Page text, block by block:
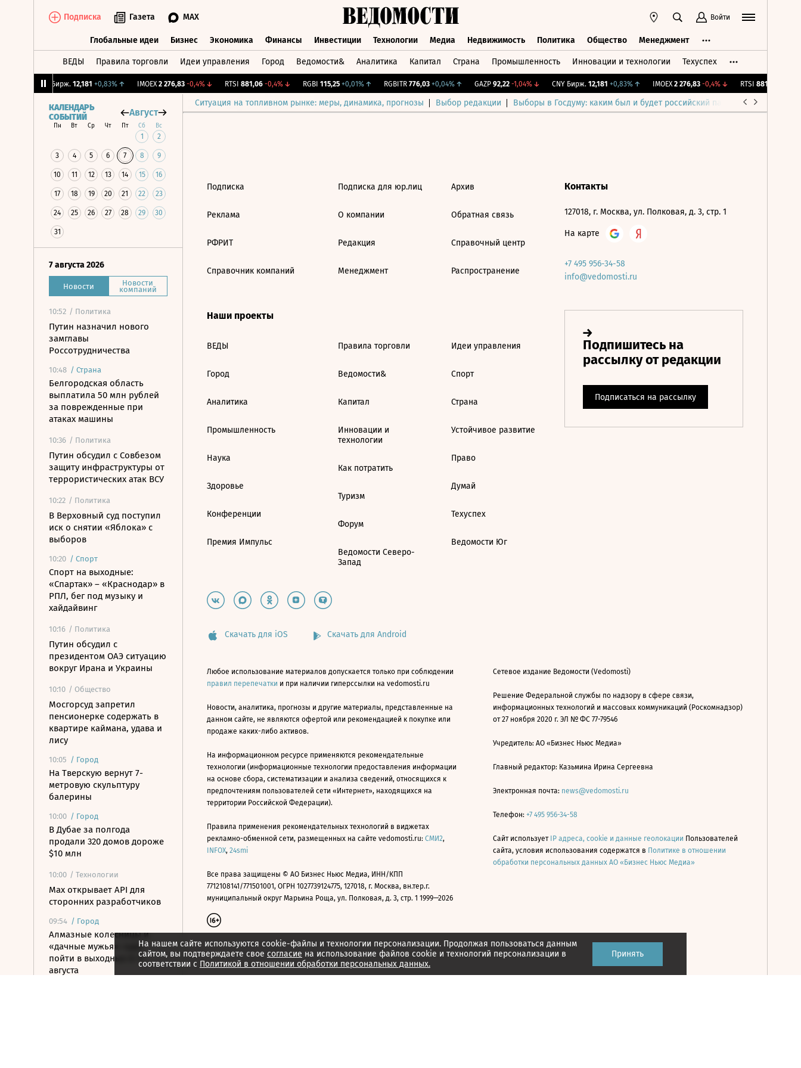
Подписка Газета MAX Войти
Глобальные идеи Бизнес Экономика Финансы Инвестиции Технологии Медиа Недвижимость Политика Общество Менеджмент
ВЕДЫ Правила торговли Идеи управления Город Ведомости& Аналитика Капитал Страна Промышленность Инновации и технологии Техуспех
CNY Бирж. 12,181 +0,83%↑ IMOEX 2 276,83 -0,4%↓ RTSI 881,06 -0,4%↓ RGBI 115,25 +0,01%↑ RGBITR 776,03 +0,04%↑ GAZP 92,22 -1,04%↓ CNY Бирж. 12,181 +0,83%↑ IMOEX 2 276,83 -0,4%↓ RTSI 881,06
Ситуация на топливном рынке: меры, динамика, прогнозы Выбор редакции Выборы в Госдуму: каким был и будет российский парламент
КАЛЕНДАРЬ
СОБЫТИЙ
Август
Пн Вт Ср Чт Пт Сб Вс
1 2
3 4 5 6 7 8 9
10 11 12 13 14 15 16
17 18 19 20 21 22 23
24 25 26 27 28 29 30
31
7 августа 2026
Новости Новости
компаний
10:52 / Политика
Путин назначил нового
замглавы
Россотрудничества
10:48 / Страна
Белгородская область
выплатила 50 млн рублей
за поврежденные при
атаках машины
10:36 / Политика
Путин обсудил с Совбезом
защиту инфраструктуры от
террористических атак ВСУ
10:22 / Политика
В Верховный суд поступил
иск о снятии «Яблока» с
выборов
10:20 / Спорт
Спорт на выходные:
«Спартак» – «Краснодар» в
РПЛ, бег под музыку и
хайдайвинг
10:16 / Политика
Путин обсудил с
президентом ОАЭ ситуацию
вокруг Ирана и Украины
10:10 / Общество
Мосгорсуд запретил
пенсионерке содержать в
квартире каймана, удава и
лису
10:05 / Город
На Тверскую вернут 7-
метровую скульптуру
балерины
10:00 / Город
В Дубае за полгода
продали 320 домов дороже
$10 млн
10:00 / Технологии
Mах открывает API для
сторонних разработчиков
09:54 / Город
Алмазные колесницы и
«дачные мужья»: куда
пойти в выходные 8–9
августа
На нашем сайте используются cookie-файлы и технологии персонализации. Продолжая пользоваться данным
сайтом, вы подтверждаете свое согласие на использование файлов cookie и технологий персонализации в
соответствии с Политикой в отношении обработки персональных данных.
Принять
Подписка
Реклама
РФРИТ
Справочник компаний
Подписка для юр.лиц
О компании
Редакция
Менеджмент
Архив
Обратная связь
Справочный центр
Распространение
Наши проекты
ВЕДЫ
Город
Аналитика
Промышленность
Наука
Здоровье
Конференции
Премия Импульс
Правила торговли
Ведомости&
Капитал
Инновации и
технологии
Как потратить
Туризм
Форум
Ведомости Северо-
Запад
Идеи управления
Спорт
Страна
Устойчивое развитие
Право
Думай
Техуспех
Ведомости Юг
Контакты
127018, г. Москва, ул. Полковая, д. 3, стр. 1
На карте
+7 495 956-34-58
info@vedomosti.ru
Скачать для iOS Скачать для Android
Любое использование материалов допускается только при соблюдении
правил перепечатки и при наличии гиперссылки на vedomosti.ru
Новости, аналитика, прогнозы и другие материалы, представленные на
данном сайте, не являются офертой или рекомендацией к покупке или
продаже каких-либо активов.
На информационном ресурсе применяются рекомендательные
технологии (информационные технологии предоставления информации
на основе сбора, систематизации и анализа сведений, относящихся к
предпочтениям пользователей сети «Интернет», находящихся на
территории Российской Федерации).
Правила применения рекомендательных технологий в виджетах
рекламно-обменной сети, размещенных на сайте vedomosti.ru: СМИ2,
INFOX, 24smi
Все права защищены © АО Бизнес Ньюс Медиа, ИНН/КПП
7712108141/771501001, ОГРН 1027739124775, 127018, г. Москва, вн.тер.г.
муниципальный округ Марьина Роща, ул. Полковая, д. 3, стр. 1 1999—2026
Сетевое издание Ведомости (Vedomosti)
Решение Федеральной службы по надзору в сфере связи,
информационных технологий и массовых коммуникаций (Роскомнадзор)
от 27 ноября 2020 г. ЭЛ № ФС 77-79546
Учредитель: АО «Бизнес Ньюс Медиа»
Главный редактор: Казьмина Ирина Сергеевна
Электронная почта: news@vedomosti.ru
Телефон: +7 495 956-34-58
Сайт использует IP адреса, cookie и данные геолокации Пользователей
сайта, условия использования содержатся в Политике в отношении
обработки персональных данных АО «Бизнес Ньюс Медиа»